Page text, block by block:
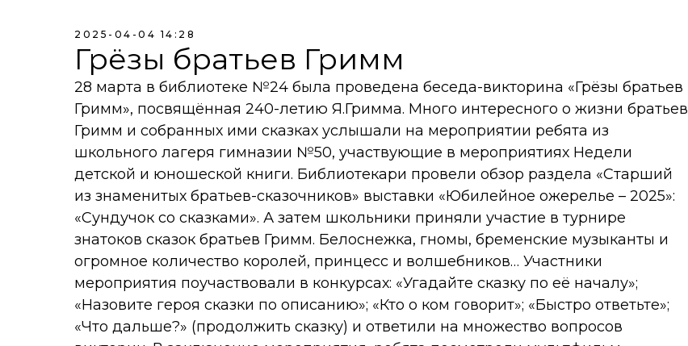
2025-04-04 14:28
Грёзы братьев Гримм
28 марта в библиотеке №24 была проведена беседа-викторина «Грёзы братьев
Гримм», посвящённая 240-летию Я.Гримма. Много интересного о жизни братьев
Гримм и собранных ими сказках услышали на мероприятии ребята из
школьного лагеря гимназии №50, участвующие в мероприятиях Недели
детской и юношеской книги. Библиотекари провели обзор раздела «Старший
из знаменитых братьев-сказочников» выставки «Юбилейное ожерелье – 2025»:
«Сундучок со сказками». А затем школьники приняли участие в турнире
знатоков сказок братьев Гримм. Белоснежка, гномы, бременские музыканты и
огромное количество королей, принцесс и волшебников… Участники
мероприятия поучаствовали в конкурсах: «Угадайте сказку по её началу»;
«Назовите героя сказки по описанию»; «Кто о ком говорит»; «Быстро ответьте»;
«Что дальше?» (продолжить сказку) и ответили на множество вопросов